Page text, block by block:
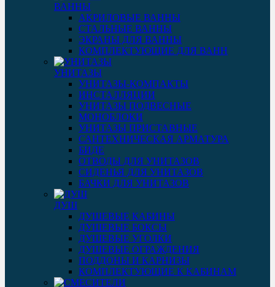
ВАННЫ
АКРИЛОВЫЕ ВАННЫ
СТАЛЬНЫЕ ВАННЫ
ЭКРАНЫ ДЛЯ ВАННЫ
КОМПЛЕКТУЮЩИЕ ДЛЯ ВАНН
УНИТАЗЫ
УНИТАЗЫ-КОМПАКТЫ
ИНСТАЛЛЯЦИИ
УНИТАЗЫ ПОДВЕСНЫЕ
МОНОБЛОКИ
УНИТАЗЫ ПРИСТАВНЫЕ
САНТЕХНИЧЕСКАЯ АРМАТУРА
БИДЕ
ОТВОДЫ ДЛЯ УНИТАЗОВ
СИДЕНЬЯ ДЛЯ УНИТАЗОВ
БАЧКИ ДЛЯ УНИТАЗОВ
ДУШ
ДУШЕВЫЕ КАБИНЫ
ДУШЕВЫЕ БОКСЫ
ДУШЕВЫЕ УГОЛКИ
ДУШЕВЫЕ ОГРАЖДЕНИЯ
ПОДДОНЫ И КАРНИЗЫ
КОМПЛЕКТУЮЩИЕ К КАБИНАМ